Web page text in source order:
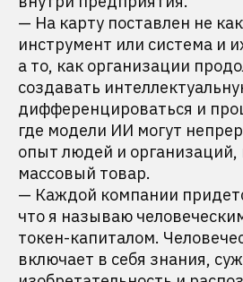
— На карту поставлен не
инструмент или система и
а то, как организации
создавать
дифференцироваться и
где модели ИИ могут
опыт людей и организаций,
массовый товар.
— Каждой компании
что я называю
токен-капиталом.
включает в себя знания,